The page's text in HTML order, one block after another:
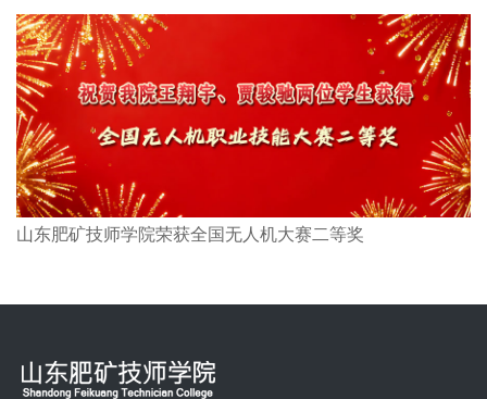
山东肥矿技师学院荣获全国无人机大赛二等奖